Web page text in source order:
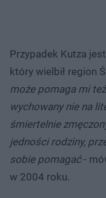
Przypadek Kutza
który wielbił region
może pomaga mi
wychowany nie na
śmiertelnie
jedności rodziny,
sobie pomagać-
w 2004 roku.